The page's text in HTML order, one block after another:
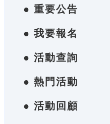
● 重要公告
● 我要報名
● 活動查詢
● 熱門活動
● 活動回顧